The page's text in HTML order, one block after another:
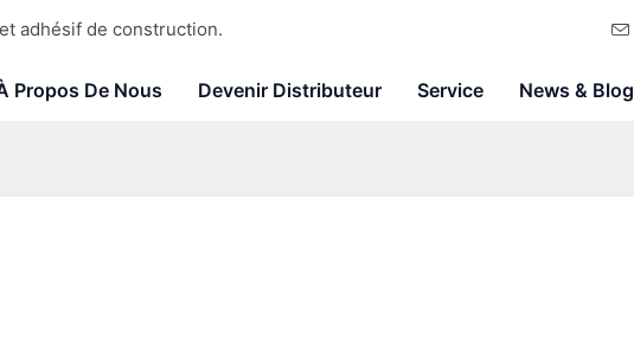
adhésif de construction.
Propos De Nous Devenir Distributeur Service News & Blog